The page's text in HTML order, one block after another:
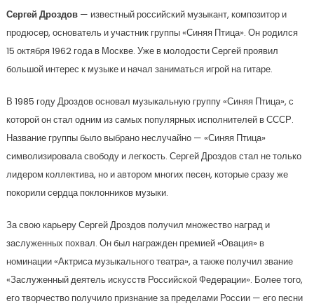
Сергей Дроздов— известный российский музыкант, композитор и
продюсер, основатель и участник группы «Синяя Птица». Он родился
15 октября 1962 года в Москве. Уже в молодости Сергей проявил
большой интерес к музыке и начал заниматься игрой на гитаре.
В 1985 году Дроздов основал музыкальную группу «Синяя Птица», с
которой он стал одним из самых популярных исполнителей в СССР.
Название группы было выбрано неслучайно — «Синяя Птица»
символизировала свободу и легкость. Сергей Дроздов стал не только
лидером коллектива, но и автором многих песен, которые сразу же
покорили сердца поклонников музыки.
За свою карьеру Сергей Дроздов получил множество наград и
заслуженных похвал. Он был награжден премией «Овация» в
номинации «Актриса музыкального театра», а также получил звание
«Заслуженный деятель искусств Российской Федерации». Более того,
его творчество получило признание за пределами России — его песни